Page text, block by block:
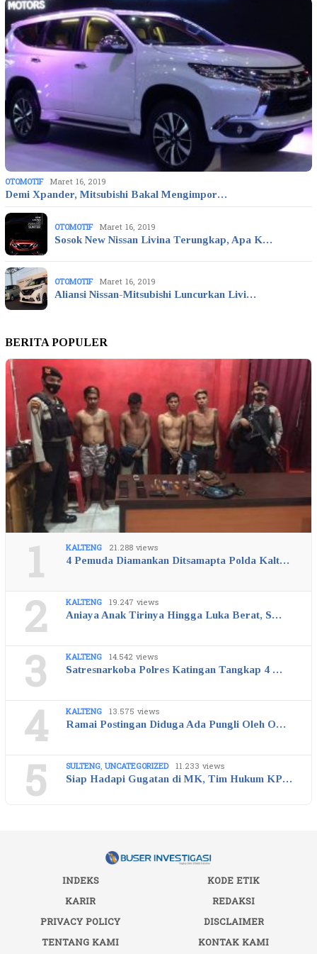
OTOMOTIF Maret 16, 2019
Demi Xpander, Mitsubishi Bakal Mengimpor…
OTOMOTIF Maret 16, 2019
Sosok New Nissan Livina Terungkap, Apa K…
OTOMOTIF Maret 16, 2019
Aliansi Nissan-Mitsubishi Luncurkan Livi…
BERITA POPULER
1 KALTENG 21.288 views
4 Pemuda Diamankan Ditsamapta Polda Kalt…
2 KALTENG 19.247 views
Aniaya Anak Tirinya Hingga Luka Berat, S…
3 KALTENG 14.542 views
Satresnarkoba Polres Katingan Tangkap 4 …
4 KALTENG 13.575 views
Ramai Postingan Diduga Ada Pungli Oleh O…
5 SULTENG, UNCATEGORIZED 11.233 views
Siap Hadapi Gugatan di MK, Tim Hukum KP…
INDEKS
KODE ETIK
KARIR
REDAKSI
PRIVACY POLICY
DISCLAIMER
TENTANG KAMI
KONTAK KAMI